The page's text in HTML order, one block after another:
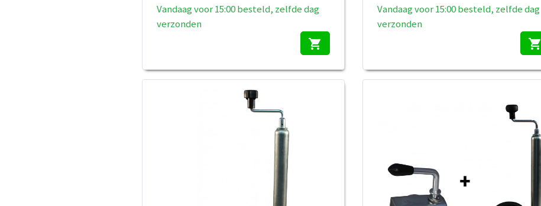
Vandaag voor 15:00 besteld, zelfde dag
verzonden
shopping_cart
Vandaag voor 15:00 besteld, zelfde dag
verzonden
shopping_cart